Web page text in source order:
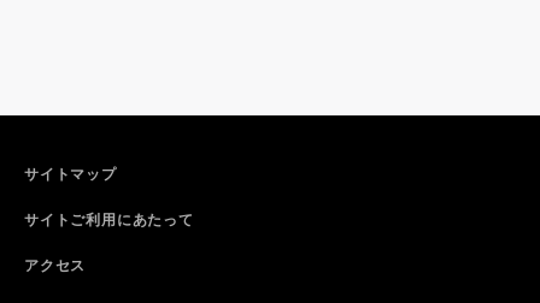
サイトマップ
サイトご利用にあたって
アクセス